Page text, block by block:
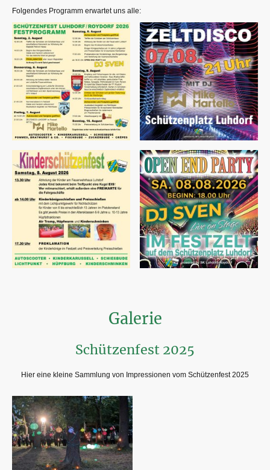
Folgendes Programm erwartet uns alle:
Galerie
Schützenfest 2025
Hier eine kleine Sammlung von Impressionen vom Schützenfest 2025